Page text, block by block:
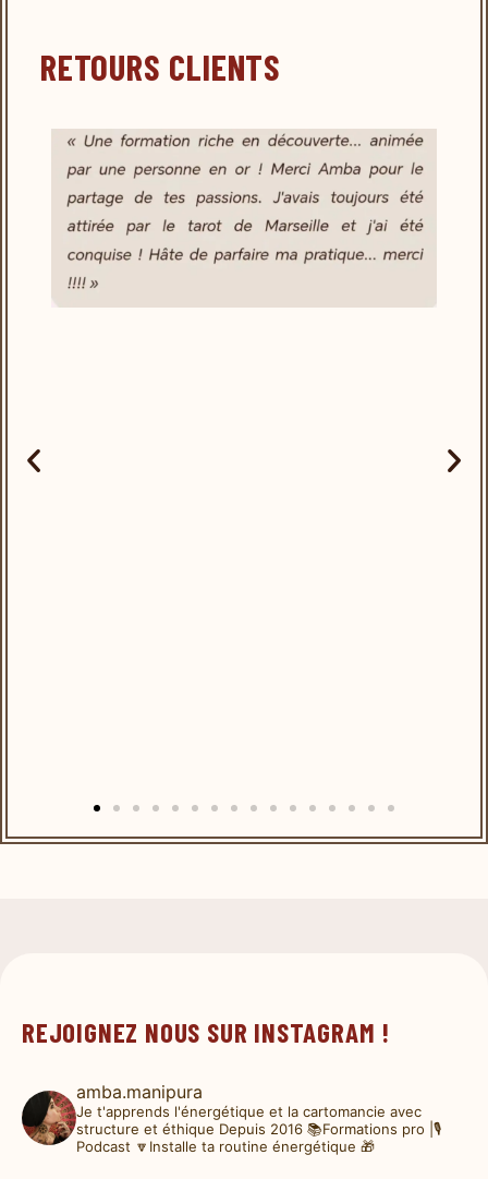
RETOURS CLIENTS
REJOIGNEZ NOUS SUR INSTAGRAM !
amba.manipura
Je t'apprends l'énergétique et la cartomancie avec
structure et éthique Depuis 2016 📚Formations pro |🎙️
Podcast 🔽Installe ta routine énergétique 🎁